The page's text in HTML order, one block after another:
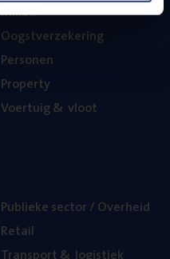
Mili­eu
Oogst­ver­ze­ke­ring
Per­so­nen
Pro­per­ty
Voer­tuig& vloot
Publie­ke sec­tor / Overheid
Retail
Trans­port& logistiek